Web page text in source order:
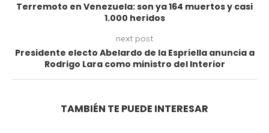
Terremoto en Venezuela: son ya 164 muertos y casi
1.000 heridos
next post
Presidente electo Abelardo de la Espriella anuncia a
Rodrigo Lara como ministro del Interior
TAMBIÉN TE PUEDE INTERESAR